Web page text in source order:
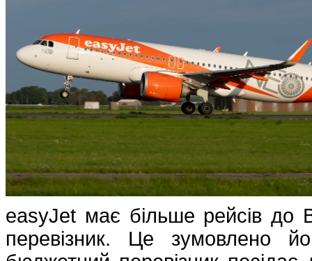
easyJet має більше рейсів до
перевізник. Це зумовлено